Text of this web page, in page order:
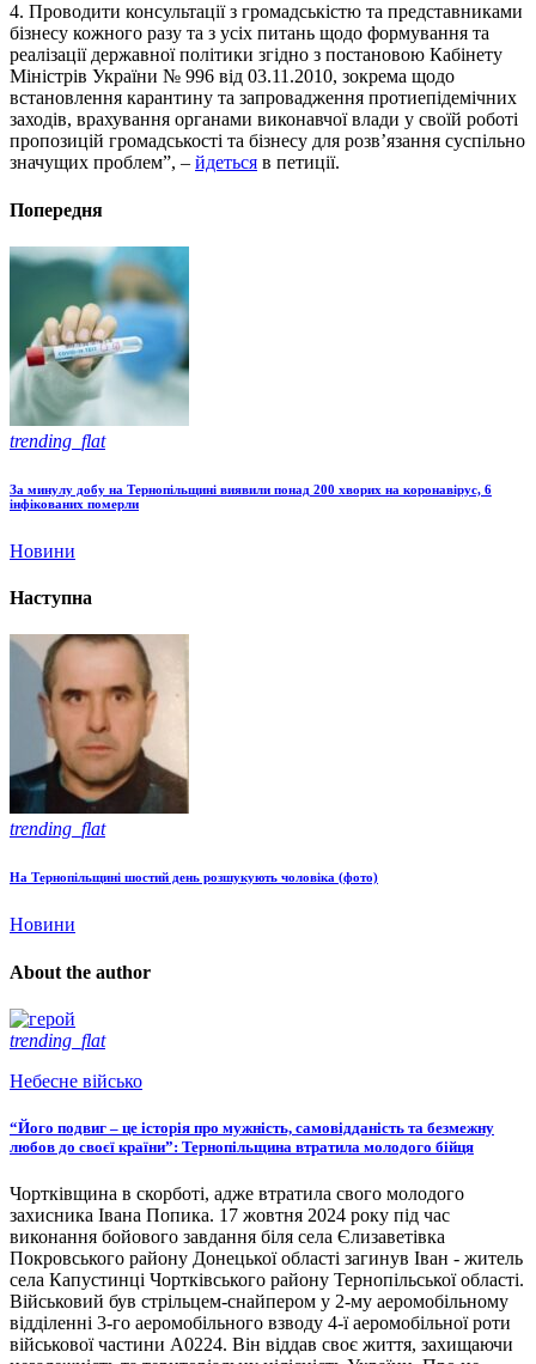
4. Проводити консультації з громадськістю та представниками
бізнесу кожного разу та з усіх питань щодо формування та
реалізації державної політики згідно з постановою Кабінету
Міністрів України № 996 від 03.11.2010, зокрема щодо
встановлення карантину та запровадження протиепідемічних
заходів, врахування органами виконавчої влади у своїй роботі
пропозицій громадськості та бізнесу для розв’язання суспільно
значущих проблем”, – йдеться в петиції.
Попередня
trending_flat
За минулу добу на Тернопільщині виявили понад 200 хворих на коронавірус, 6
інфікованих померли
Новини
Наступна
trending_flat
На Тернопільщині шостий день розшукують чоловіка (фото)
Новини
About the author
trending_flat
Небесне військо
“Його подвиг – це історія про мужність, самовідданість та безмежну
любов до своєї країни”: Тернопільщина втратила молодого бійця
Чортківщина в скорботі, адже втратила свого молодого
захисника Івана Попика. 17 жовтня 2024 року під час
виконання бойового завдання біля села Єлизаветівка
Покровського району Донецької області загинув Іван - житель
села Капустинці Чортківського району Тернопільської області.
Військовий був стрільцем-снайпером у 2-му аеромобільному
відділенні 3-го аеромобільного взводу 4-ї аеромобільної роти
військової частини А0224. Він віддав своє життя, захищаючи